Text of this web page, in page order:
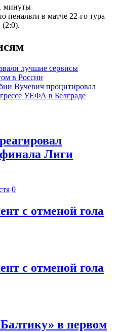
минуты
в матче 22-го тура
лучшие сервисы
в России
Вучевич процитировал
УЕФА в Белграде
Лиги
0
с отменой гола
с отменой гола
в первом